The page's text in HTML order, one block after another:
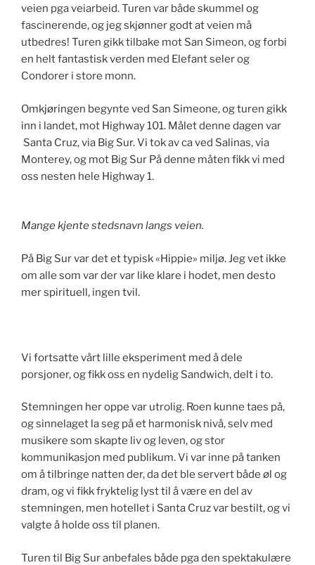
veien pga veiarbeid. Turen var både skummel og
fascinerende, og jeg skjønner godt at veien må
utbedres! Turen gikk tilbake mot San Simeon, og forbi
en helt fantastisk verden med Elefant seler og
Condorer i store monn.
Omkjøringen begynte ved San Simeone, og turen gikk
inn i landet, mot Highway 101. Målet denne dagen var
Santa Cruz, via Big Sur. Vi tok av ca ved Salinas, via
Monterey, og mot Big Sur På denne måten fikk vi med
oss nesten hele Highway 1.
Mange kjente stedsnavn langs veien.
På Big Sur var det et typisk «Hippie» miljø. Jeg vet ikke
om alle som var der var like klare i hodet, men desto
mer spirituell, ingen tvil.
Vi fortsatte vårt lille eksperiment med å dele
porsjoner, og fikk oss en nydelig Sandwich, delt i to.
Stemningen her oppe var utrolig. Roen kunne taes på,
og sinnelaget la seg på et harmonisk nivå, selv med
musikere som skapte liv og leven, og stor
kommunikasjon med publikum. Vi var inne på tanken
om å tilbringe natten der, da det ble servert både øl og
dram, og vi fikk fryktelig lyst til å være en del av
stemningen, men hotellet i Santa Cruz var bestilt, og vi
valgte å holde oss til planen.
Turen til Big Sur anbefales både pga den spektakulære